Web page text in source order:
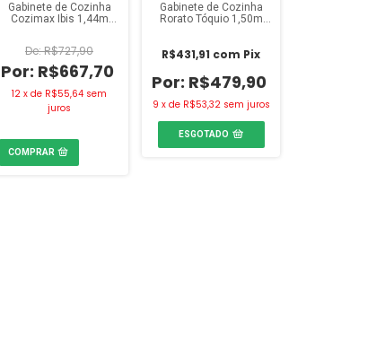
Gabinete de Cozinha
Cozimax Ibis 1,44m
R$667,70
R$727,90
12 x de R$55,64 sem
juros
Gabinete de Cozinha
Rorato Tóquio 1,50m
R$479,90
R$431,91 com Pix
9 x de R$53,32 sem juros
ESGOTADO